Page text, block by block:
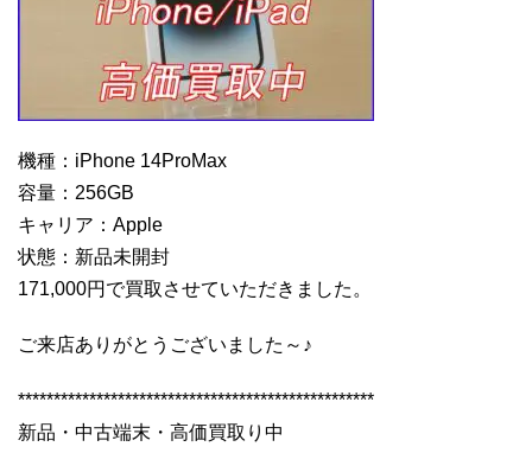
機種：iPhone 14ProMax
容量：256GB
キャリア：Apple
状態：新品未開封
171,000円で買取させていただきました。
ご来店ありがとうございました～♪
**************************************************
新品・中古端末・高価買取り中